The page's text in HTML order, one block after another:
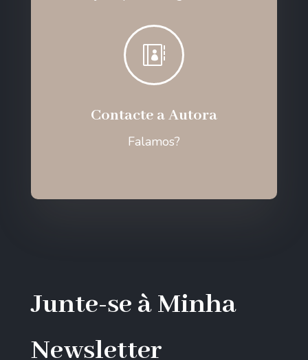

Contacte a Autora
Falamos?
Junte-se à Minha
Newsletter